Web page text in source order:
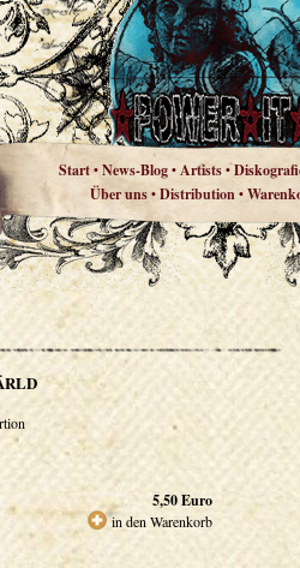
Start•News-Blog•Artists•
Über uns•Distribution•
5,50Euro
in den Warenkorb